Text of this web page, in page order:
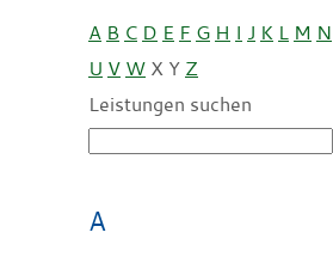
A B C D E F G H I J K L M N
U V W X Y Z
Leistungen suchen
A